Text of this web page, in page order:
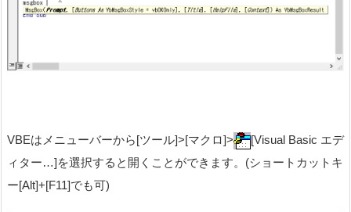
VBEはメニューバーから[ツール]>[マクロ]>
[Visual Basic エデ
ィター…]を選択すると開くことができます。(ショートカットキ
ー[Alt]+[F11]でも可)